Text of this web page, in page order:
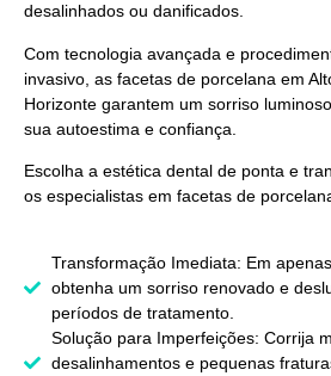
desalinhados ou danificados.
Com tecnologia avançada e
invasivo, as facetas de porcelana em
Horizonte garantem um sorriso
sua autoestima e confiança.
Escolha a estética dental de ponta e
os especialistas em facetas de
Transformação Imediata: Em
obtenha um sorriso renovado e
períodos de tratamento.
Solução para Imperfeições: Corrija
desalinhamentos e pequenas